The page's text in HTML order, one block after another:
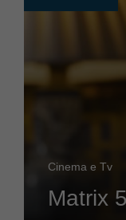
Cinema e Tv
Matrix